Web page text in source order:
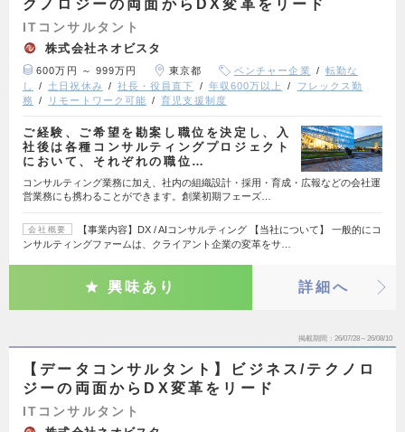
クノロジーの両面からDX変革をリード
ITコンサルタント
株式会社ネオビスタ
600万円 ～ 999万円 東京都 ベンチャー企業
転勤な
し
土日祝休み 社長・役員直下 年収600万以上
フレックス勤
務
リモートワーク可能 育児支援制度
ご経験、ご希望を勘案し職位を決定し、入
社後は各種コンサルティングプロジェクト
において、それぞれの職位…
コンサルティング業務に加え、社内の組織設計・採用・育成・広報などの会社運
営業務にも携わることができます。創業初期フェーズ…
会社概要
【事業内容】DX / AIコンサルティング 【当社について】 一般的にコ
ンサルティングファームは、クライアント企業の変革をサ…
興味あり 詳細へ
掲載期間 26/07/28～26/08/10
【データコンサルタント】ビジネス/テクノロ
ジーの両面からDX変革をリード
ITコンサルタント